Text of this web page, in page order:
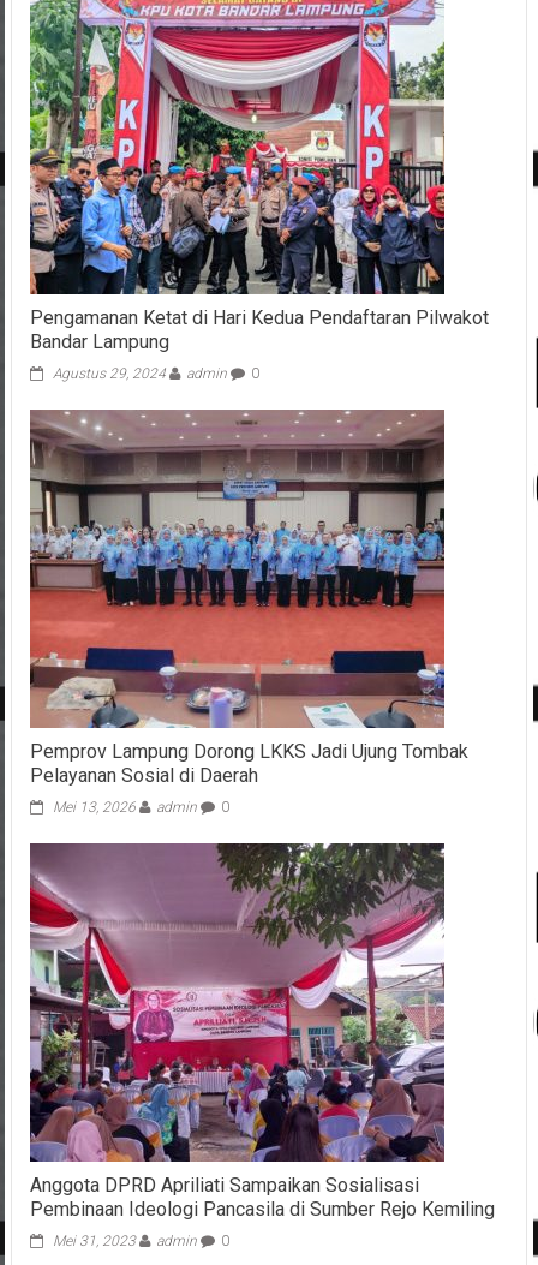
Pengamanan Ketat di Hari Kedua Pendaftaran Pilwakot
Bandar Lampung
Agustus 29, 2024 admin 0
Pemprov Lampung Dorong LKKS Jadi Ujung Tombak
Pelayanan Sosial di Daerah
Mei 13, 2026 admin 0
Anggota DPRD Apriliati Sampaikan Sosialisasi
Pembinaan Ideologi Pancasila di Sumber Rejo Kemiling
Mei 31, 2023 admin 0